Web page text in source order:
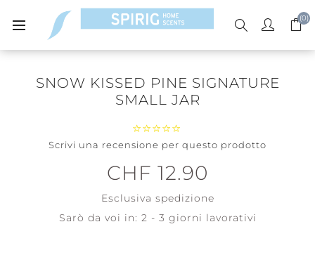
(0)
SNOW KISSED PINE SIGNATURE
SMALL JAR
Scrivi una recensione per questo prodotto
CHF 12.90
Esclusiva spedizione
Sarò da voi in: 2 - 3 giorni lavorativi